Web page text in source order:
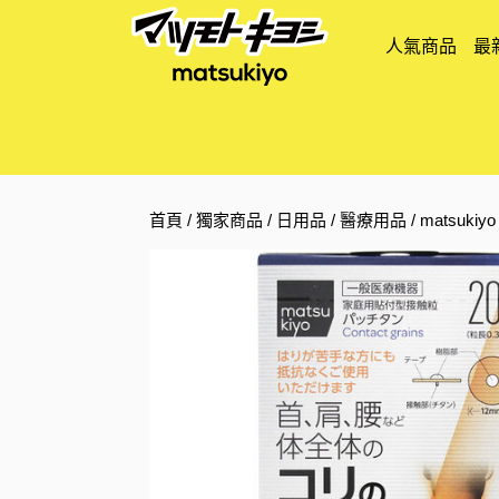
人氣商品 最
首頁 /獨家商品 / 日用品 /醫療用品 /